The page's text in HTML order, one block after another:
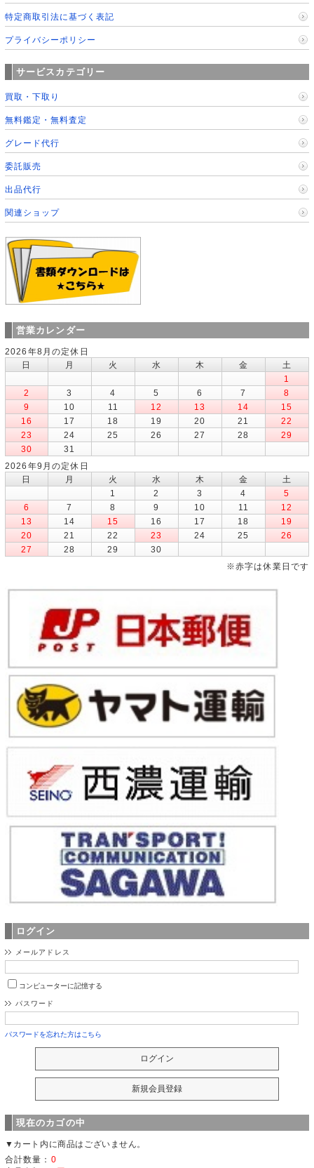
特定商取引法に基づく表記
プライバシーポリシー
サービスカテゴリー
買取・下取り
無料鑑定・無料査定
グレード代行
委託販売
出品代行
関連ショップ
営業カレンダー
2026年8月の定休日
日
月 火 水 木 金
土
1
2
3 4 5 6 7
8
9
10 11 12 13 14
15
16
17 18 19 20 21
22
23
24 25 26 27 28
29
30
31
2026年9月の定休日
日
月 火 水 木 金
土
1
2 3 4
5
6
7 8 9 10 11
12
13
14 15 16 17 18
19
20
21 22 23 24 25
26
27
28 29
30
※赤字は休業日です
ログイン
メールアドレス
コンピューターに記憶する
パスワード
パスワードを忘れた方はこちら
現在のカゴの中
▼カート内に商品はございません。
合計数量： 0